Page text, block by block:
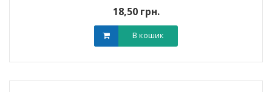
18,50 грн.
В кошик